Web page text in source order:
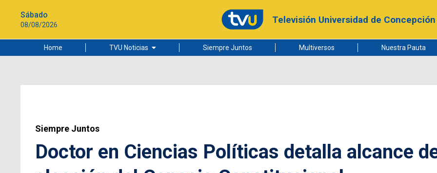
Sábado
08/08/2026 Televisión Universidad de Concepción
Home TVU Noticias
Ciudad
Siempre Juntos Multiversos Nuestra Pauta
Siempre Juntos
Doctor en Ciencias Políticas detalla alcance